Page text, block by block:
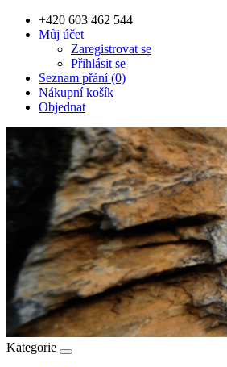
+420 603 462 544
Můj účet
Zaregistrovat se
Přihlásit se
Seznam přání (0)
Nákupní košík
Objednat
Kategorie